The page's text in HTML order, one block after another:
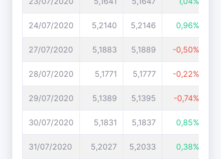
24/07/2020 5,2140 5,2146 0,96%
27/07/2020 5,1883 5,1889 -0,50%
28/07/2020 5,1771 5,1777 -0,22%
29/07/2020 5,1389 5,1395 -0,74%
30/07/2020 5,1831 5,1837 0,85%
31/07/2020 5,2027 5,2033 0,38%